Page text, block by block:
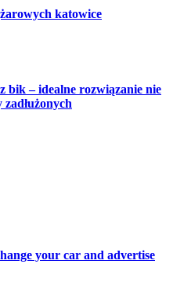
katowice
bik – idealne rozwiązanie nie
your car and advertise